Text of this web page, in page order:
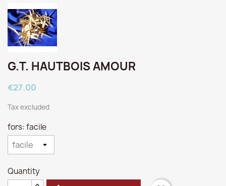
G.T. HAUTBOIS AMOUR
€27.00
Tax excluded
fors: facile
Quantity